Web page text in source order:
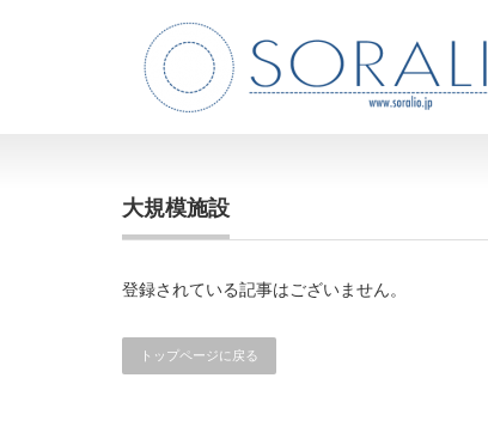
大規模施設
登録されている記事はございません。
トップページに戻る